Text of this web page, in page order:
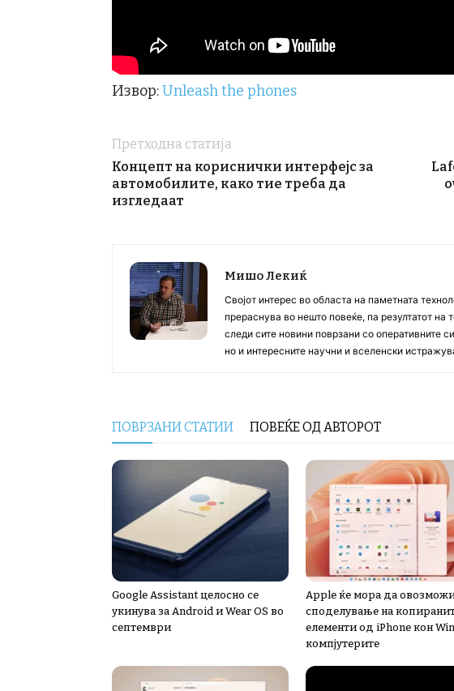
Извор:Unleash the phones
Претходна статија
Концепт на кориснички интерфејс за
автомобилите, како тие треба да
изгледаат
Мишо Лекиќ
Својот интерес во областа на паметната
прераснува во нешто повеќе, па резултатот на
следи сите новини поврзани со оперативните
но и интересните научни и вселенски
ПОВРЗАНИ СТАТИИ ПОВЕЌЕ ОД АВТОРОТ
Google Assistant целосно се
укинува за Android и Wear OS во
септември
Apple ќе мора да
споделување на
елементи од iPhone кон
компјутерите